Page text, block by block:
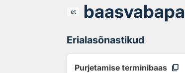
et
Erialasõnastikud
Purjetamise terminibaas content_copy